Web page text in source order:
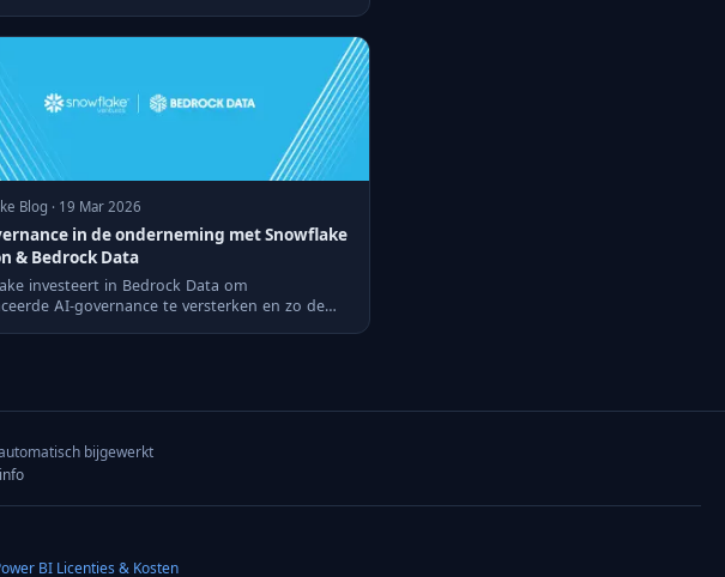
Blog · 19 Mar 2026
in de onderneming met Snowflake
& Bedrock Data
investeert in Bedrock Data om
AI-governance te versterken en zo de
bijgewerkt
BI Licenties & Kosten